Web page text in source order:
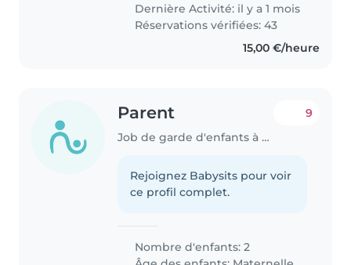
Dernière Activité: il y a 1 mois
Réservations vérifiées: 43
15,00 €/heure
Parent
Job de garde d'enfants à Echternach
9
Rejoignez Babysits pour voir
ce profil complet.
Nombre d'enfants: 2